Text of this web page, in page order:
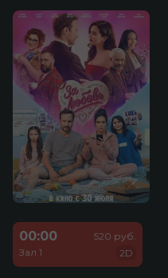
00:00
Зал 1
520 руб.
2D